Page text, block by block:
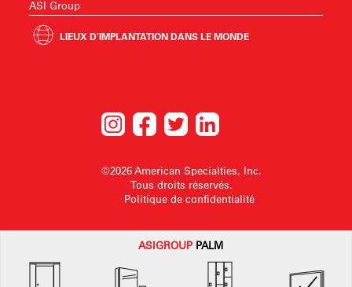
ASIGROUP PALM
ASI Group
LIEUX D'IMPLANTATION DANS LE MONDE
©2026 American Specialties, Inc.
Tous droits réservés.
Politique de confidentialité